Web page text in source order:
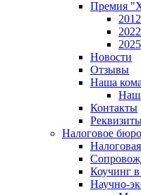
Премия
Новости
Отзывы
Наша
Контакты
Налоговое бюро
Коучинг
Научно-